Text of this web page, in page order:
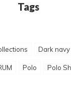
Tags
Dark navy
Polo Polo